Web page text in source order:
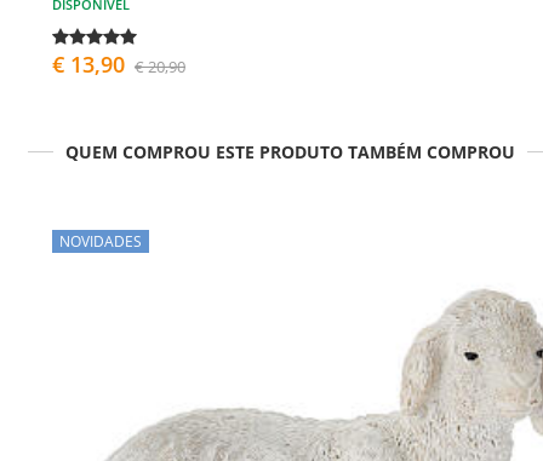
DISPONÍVEL
€ 13,90 € 20,90
QUEM COMPROU ESTE PRODUTO TAMBÉM COMPROU
NOVIDADES